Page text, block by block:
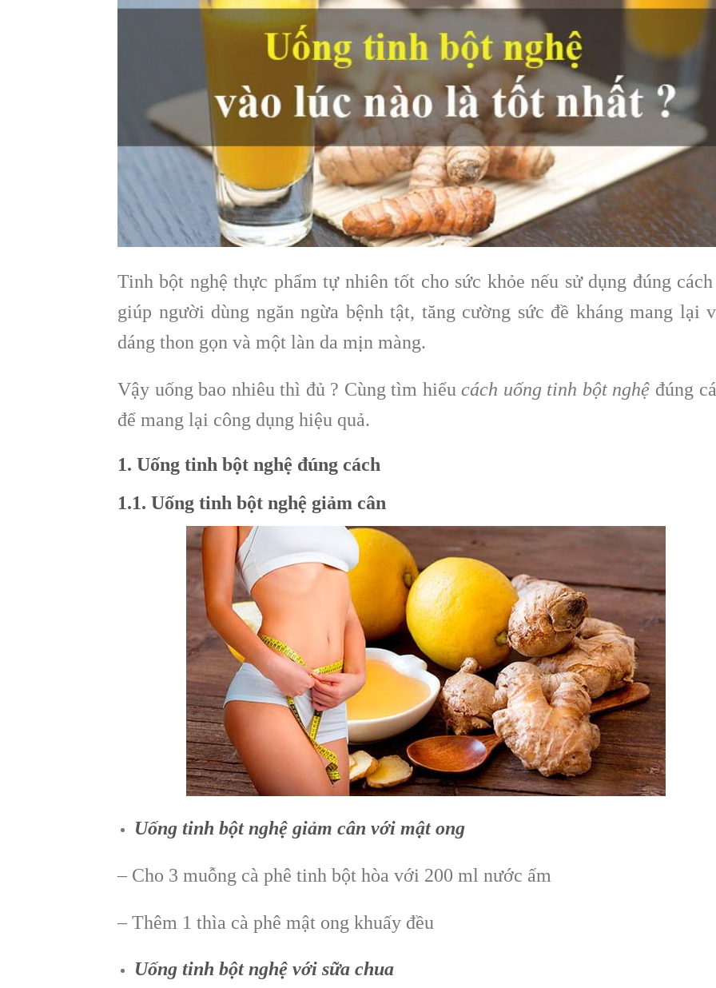
Tinh bột nghệ thực phẩm tự nhiên tốt cho sức khỏe nếu sử dụng đúng cách
giúp người dùng ngăn ngừa bệnh tật, tăng cường sức đề kháng mang lại
dáng thon gọn và một làn da mịn màng.
Vậy uống bao nhiêu thì đủ ? Cùng tìm hiểucách uống tinh bột nghệ đúng
để mang lại công dụng hiệu quả.
1. Uống tinh bột nghệ đúng cách
1.1. Uống tinh bột nghệ giảm cân
Uống tinh bột nghệ giảm cân với mật ong
– Cho 3 muỗng cà phê tinh bột hòa với 200 ml nước ấm
– Thêm 1 thìa cà phê mật ong khuấy đều
Uống tinh bột nghệ với sữa chua